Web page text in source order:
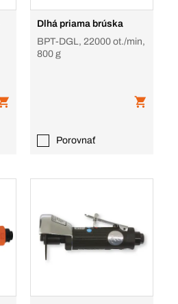
Dlhá priama brúska
BPT-DGL, 22000 ot./min,
800 g
Porovnať